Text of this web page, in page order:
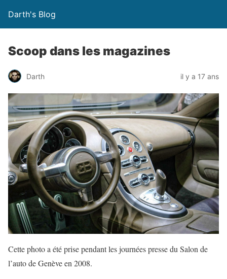
Darth's Blog
Scoop dans les magazines
Darth il y a 17 ans
Cette photo a été prise pendant les journées presse du Salon de
l’auto de Genève en 2008.